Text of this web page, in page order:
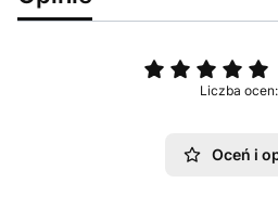
Liczba ocen:
Oceń i